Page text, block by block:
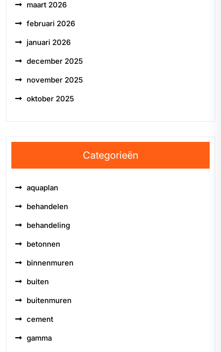
maart 2026
februari 2026
januari 2026
december 2025
november 2025
oktober 2025
Categorieën
aquaplan
behandelen
behandeling
betonnen
binnenmuren
buiten
buitenmuren
cement
gamma